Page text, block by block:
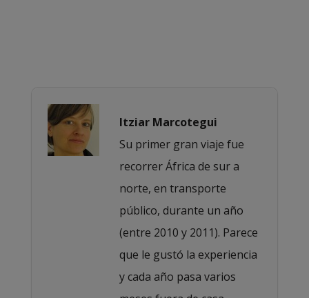
Itziar Marcotegui
Su primer gran viaje fue
recorrer África de sur a
norte, en transporte
público, durante un año
(entre 2010 y 2011). Parece
que le gustó la experiencia
y cada año pasa varios